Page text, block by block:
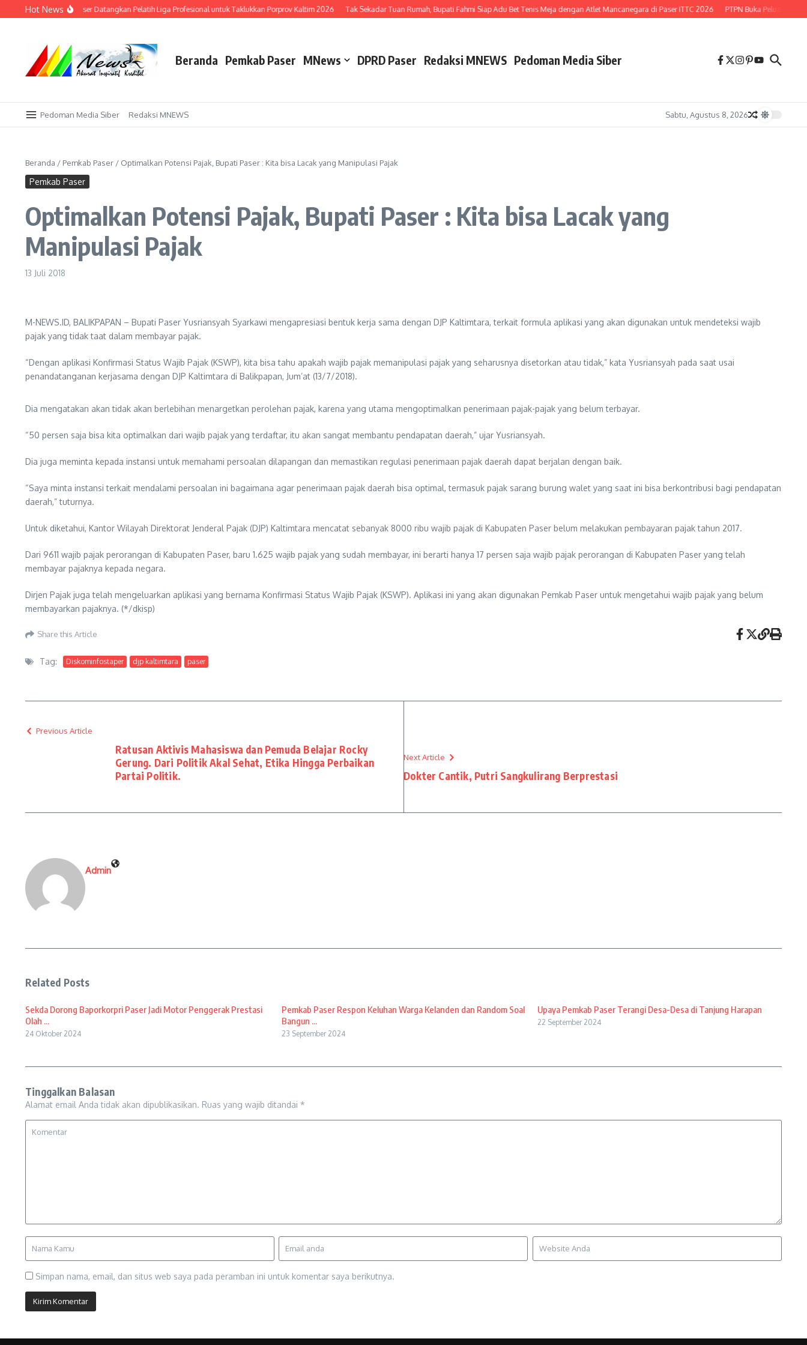
Lewati ke konten
Hot News
Sendiri! AFI Paser Datangkan Pelatih Liga Profesional untuk Taklukkan Porprov Kaltim 2026 Tak Sekadar Tuan Rumah, Bupati Fahmi Siap Adu Bet Tenis Meja dengan Atlet Mancanegara di Paser ITTC 2026 PTPN Buka Peluang
Beranda Pemkab Paser MNews DPRD Paser Redaksi MNEWS Pedoman Media Siber
Pedoman Media Siber Redaksi MNEWS Sabtu, Agustus 8, 2026
Beranda / Pemkab Paser / Optimalkan Potensi Pajak, Bupati Paser : Kita bisa Lacak yang Manipulasi Pajak
Pemkab Paser
Optimalkan Potensi Pajak, Bupati Paser : Kita bisa Lacak yang
Manipulasi Pajak
13 Juli 2018
M-NEWS.ID, BALIKPAPAN – Bupati Paser Yusriansyah Syarkawi mengapresiasi bentuk kerja sama dengan DJP Kaltimtara, terkait formula aplikasi yang akan digunakan untuk mendeteksi wajib
pajak yang tidak taat dalam membayar pajak.
“Dengan aplikasi Konfirmasi Status Wajib Pajak (KSWP), kita bisa tahu apakah wajib pajak memanipulasi pajak yang seharusnya disetorkan atau tidak,” kata Yusriansyah pada saat usai
penandatanganan kerjasama dengan DJP Kaltimtara di Balikpapan, Jum’at (13/7/2018).
Dia mengatakan akan tidak akan berlebihan menargetkan perolehan pajak, karena yang utama mengoptimalkan penerimaan pajak-pajak yang belum terbayar.
“50 persen saja bisa kita optimalkan dari wajib pajak yang terdaftar, itu akan sangat membantu pendapatan daerah,” ujar Yusriansyah.
Dia juga meminta kepada instansi untuk memahami persoalan dilapangan dan memastikan regulasi penerimaan pajak daerah dapat berjalan dengan baik.
“Saya minta instansi terkait mendalami persoalan ini bagaimana agar penerimaan pajak daerah bisa optimal, termasuk pajak sarang burung walet yang saat ini bisa berkontribusi bagi pendapatan
daerah,” tuturnya.
Untuk diketahui, Kantor Wilayah Direktorat Jenderal Pajak (DJP) Kaltimtara mencatat sebanyak 8000 ribu wajib pajak di Kabupaten Paser belum melakukan pembayaran pajak tahun 2017.
Dari 9611 wajib pajak perorangan di Kabupaten Paser, baru 1.625 wajib pajak yang sudah membayar, ini berarti hanya 17 persen saja wajib pajak perorangan di Kabupaten Paser yang telah
membayar pajaknya kepada negara.
Dirjen Pajak juga telah mengeluarkan aplikasi yang bernama Konfirmasi Status Wajib Pajak (KSWP). Aplikasi ini yang akan digunakan Pemkab Paser untuk mengetahui wajib pajak yang belum
membayarkan pajaknya. (*/dkisp)
Share this Article
Tag: Diskominfostaper djp kaltimtara paser
Previous Article
Ratusan Aktivis Mahasiswa dan Pemuda Belajar Rocky
Gerung. Dari Politik Akal Sehat, Etika Hingga Perbaikan
Partai Politik.
Next Article
Dokter Cantik, Putri Sangkulirang Berprestasi
Admin
Related Posts
Sekda Dorong Baporkorpri Paser Jadi Motor Penggerak Prestasi
Olah ...
24 Oktober 2024
Pemkab Paser Respon Keluhan Warga Kelanden dan Random Soal
Bangun ...
23 September 2024
Upaya Pemkab Paser Terangi Desa-Desa di Tanjung Harapan
22 September 2024
Tinggalkan Balasan
Alamat email Anda tidak akan dipublikasikan. Ruas yang wajib ditandai *
Simpan nama, email, dan situs web saya pada peramban ini untuk komentar saya berikutnya.